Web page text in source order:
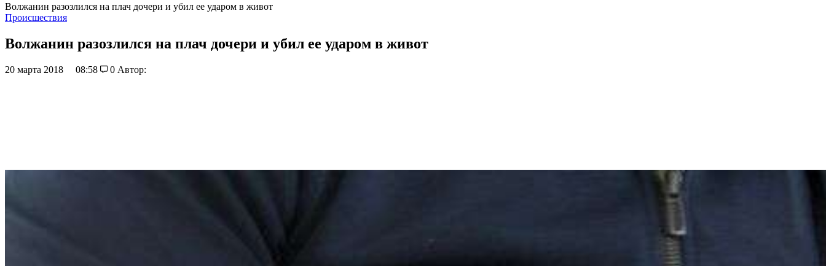
Волжанин разозлился на плач дочери и убил ее ударом в живот
Происшествия
Волжанин разозлился на плач дочери и убил ее ударом в живот
20 марта 2018 08:58 0 Автор: